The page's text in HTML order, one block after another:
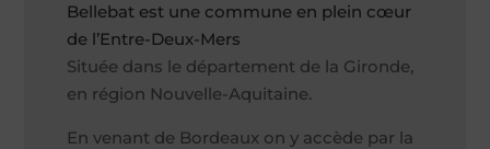
Bellebat est une commune en plein cœur
de l’Entre-Deux-Mers
Située dans le département de la Gironde,
en région Nouvelle-Aquitaine.
En venant de Bordeaux on y accède par la